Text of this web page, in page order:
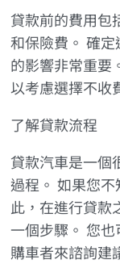
貸款前的費用包
和保險費。 確
的影響非常重要
以考慮選擇不收
了解貸款流程
貸款汽車是一個
過程。 如果您
此，在進行貸款
一個步驟。 您
購車者來諮詢建